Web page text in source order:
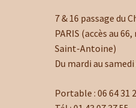
7 & 16 passage du
PARIS (accès au
Saint-Antoine)
Du mardi au samedi
Portable : 06 64 31